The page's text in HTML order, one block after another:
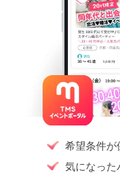
希望条件が
気になった